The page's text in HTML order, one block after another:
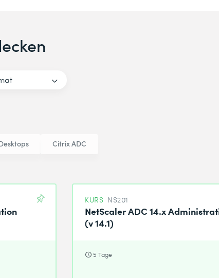
Citrix ADC
KURS NS201
NetScaler ADC 14.x
(v 14.1)
5 Tage